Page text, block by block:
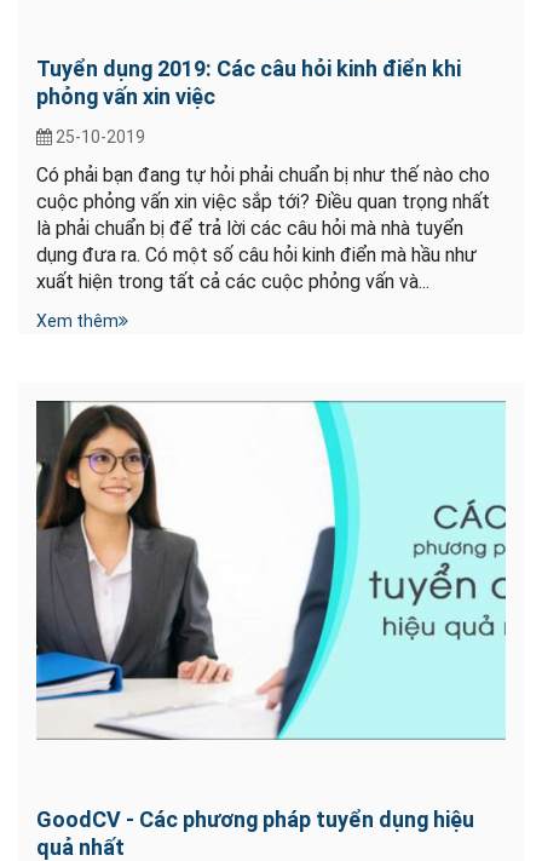
Tuyển dụng 2019: Các câu hỏi kinh điển khi
phỏng vấn xin việc
25-10-2019
Có phải bạn đang tự hỏi phải chuẩn bị như thế nào cho
cuộc phỏng vấn xin việc sắp tới? Điều quan trọng nhất
là phải chuẩn bị để trả lời các câu hỏi mà nhà tuyển
dụng đưa ra. Có một số câu hỏi kinh điển mà hầu như
xuất hiện trong tất cả các cuộc phỏng vấn và...
Xem thêm
GoodCV - Các phương pháp tuyển dụng hiệu
quả nhất